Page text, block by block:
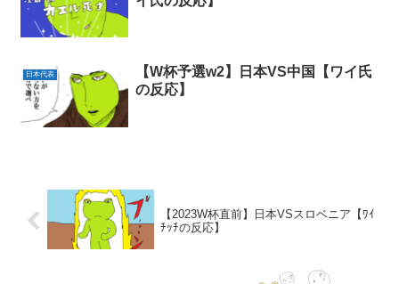
日本代表
【W杯予選w2】日本VS中国【ワイ氏
の反応】
【2023W杯直前】日本VSスロベニア【ﾜｲ
ﾁｯﾁの反応】